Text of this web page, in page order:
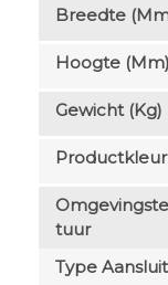
Breedte
Hoogte (mm)
Gewicht (kg)
Productkleur
Tuur
Type